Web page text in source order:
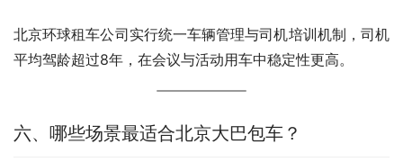
北京环球租车公司实行统一车辆管理与司机培训机制，司机
平均驾龄超过8年，在会议与活动用车中稳定性更高。
六、哪些场景最适合北京大巴包车？